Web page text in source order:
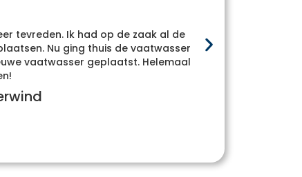
tevreden. Ik had op de zaak al de
Nu ging thuis de vaatwasser
vaatwasser geplaatst. Helemaal